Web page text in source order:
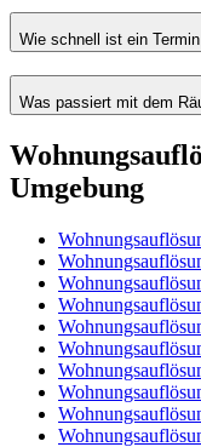
Wie schnell ist ein
Was passiert mit dem
Umgebung